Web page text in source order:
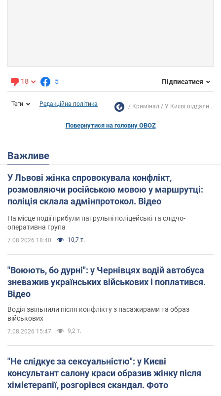
18 5 Підписатися
Теги Редакційна політика Кримінал У Києві віддали...
Повернутися на головну OBOZ
Важливе
У Львові жінка спровокувала конфлікт,
розмовляючи російською мовою у маршрутці:
поліція склала адмінпротокол. Відео
На місце події прибули патрульні поліцейські та слідчо-
оперативна група
7.08.2026 18:40 10,7 т.
"Воюють, бо дурні": у Чернівцях водій автобуса
зневажив українських військових і поплатився.
Відео
Водія звільнили після конфлікту з пасажирами та образ
військових
7.08.2026 15:47 9,2 т.
"Не слідкує за сексуальністю": у Києві
консультант салону краси образив жінку після
хімієтерапії, розгорівся скандал. Фото